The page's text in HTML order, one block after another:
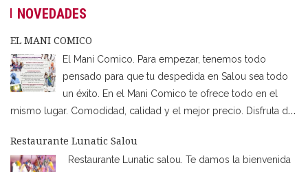
NOVEDADES
EL MANI COMICO
El Mani Comico. Para empezar, tenemos todo
pensado para que tu despedida en Salou sea todo
un éxito. En el Mani Comico te ofrece todo en el
mismo lugar. Comodidad, calidad y el mejor precio. Disfruta de
cena. Por ejemplo, los shows de humor, animación,
Restaurante Lunatic Salou
Restaurante Lunatic salou. Te damos la bienvenida